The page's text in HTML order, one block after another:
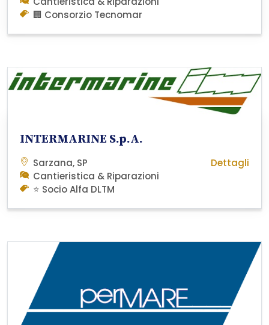
🏢 Consorzio Tecnomar
INTERMARINE S.p.A.
Sarzana, SP
Cantieristica & Riparazioni
⭐ Socio Alfa DLTM
Dettagli